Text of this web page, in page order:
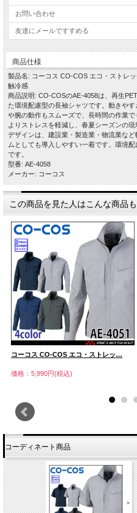
お問い合わせ
友達にメールですすめる
商品仕様
製品名: コーコス CO-COS エコ・ストレ
触冷感
商品説明: CO-COSのAE-4058は、再生
た環境配慮型の長袖シャツです。動きや
や腕の動作もスムーズで、長時間の作業
よりストレスを軽減し、春夏シーズンの
デザインは、建設業・製造業・物流業な
ムとしても導入しやすい一着です。環境
です。
型番: AE-4058
メーカー: コーコス
この商品を見た人はこんな商品
コーコス CO-COS エコ・ストレッ…
価格：5,990円(税込)
コーディネート商品